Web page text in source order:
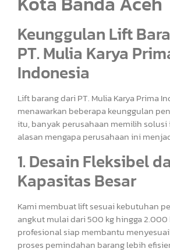
Keunggulan Lift
PT. Mulia Karya
Indonesia
Lift barang dari PT. Mulia Karya Prima
menawarkan beberapa keunggulan
itu, banyak perusahaan memilih solusi
alasan mengapa perusahaan ini
1. Desain Fleksibel
Kapasitas Besar
Kami membuat lift sesuai kebutuhan
angkut mulai dari 500 kg hingga 2.000
profesional siap membantu
proses pemindahan barang lebih